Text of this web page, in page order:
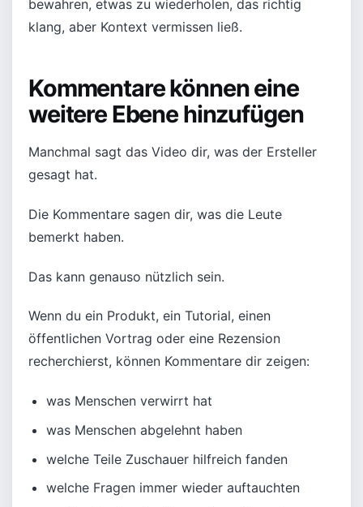
bewahren, etwas zu wiederholen, das richtig
klang, aber Kontext vermissen ließ.
Kommentare können eine
weitere Ebene hinzufügen
Manchmal sagt das Video dir, was der Ersteller
gesagt hat.
Die Kommentare sagen dir, was die Leute
bemerkt haben.
Das kann genauso nützlich sein.
Wenn du ein Produkt, ein Tutorial, einen
öffentlichen Vortrag oder eine Rezension
recherchierst, können Kommentare dir zeigen:
was Menschen verwirrt hat
was Menschen abgelehnt haben
welche Teile Zuschauer hilfreich fanden
welche Fragen immer wieder auftauchten